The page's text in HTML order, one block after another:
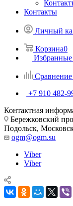
Контакты
Личный
Корзина0
Сравнение
+7 910 482-
Контактная
Бережковский
Подольск,
ogm@ogm.su
Viber
Viber